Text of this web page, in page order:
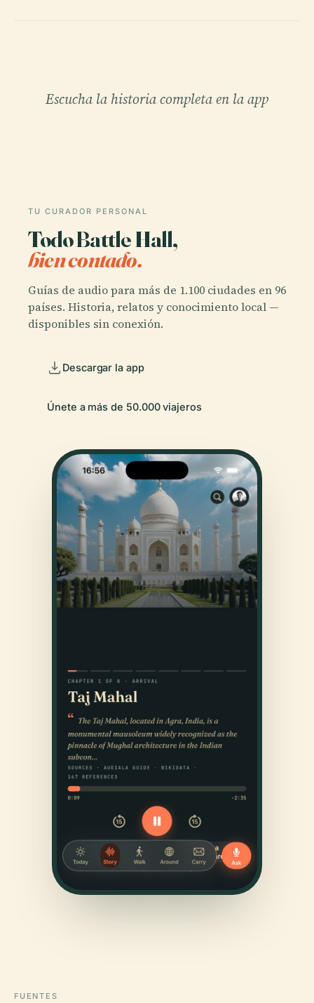
Escucha la historia completa en la app
TU CURADOR PERSONAL
Todo Battle Hall,
bien contado.
Guías de audio para más de 1.100 ciudades en 96
países. Historia, relatos y conocimiento local —
disponibles sin conexión.
Descargar la app
Únete a más de 50.000 viajeros
FUENTES